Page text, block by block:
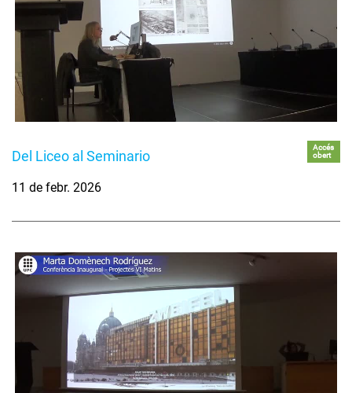
Del Liceo al Seminario
Accés
obert
11 de febr. 2026